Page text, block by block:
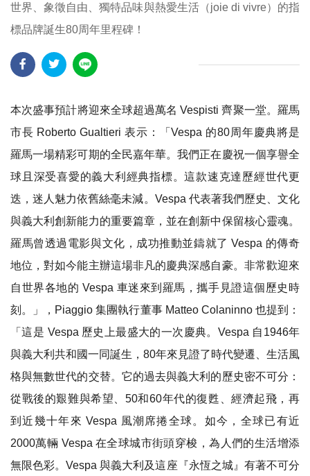
世界、象徵自由、獨特品味與熱愛生活（joie di vivre）的指
標品牌誕生80周年里程碑！
本次盛事預計將迎來全球超過萬名 Vespisti 齊聚一堂。羅馬
市長 Roberto Gualtieri 表示：「Vespa 的80周年慶典將是
羅馬一場精彩可期的全民嘉年華。我們正在慶祝一個享譽全
球且深受喜愛的義大利經典指標。這款速克達歷經世代更
迭，迷人魅力依舊絲毫未減。Vespa 代表著我們歷史、文化
與義大利創新能力的重要篇章，並在創新中保留核心靈魂。
羅馬曾透過電影與文化，成功推動並鑄就了 Vespa 的傳奇
地位，對如今能主辦這場非凡的慶典深感自豪。非常歡迎來
自世界各地的 Vespa 車迷來到羅馬，攜手見證這個歷史時
刻。」，Piaggio 集團執行董事 Matteo Colaninno 也提到：
「這是 Vespa 歷史上最盛大的一次慶典。Vespa 自1946年
與義大利共和國一同誕生，80年來見證了時代變遷、生活風
格與無數世代的交替。它的過去與義大利的歷史密不可分：
從戰後的艱難與希望、50和60年代的復甦、經濟起飛，再
到近幾十年來 Vespa 風潮席捲全球。如今，全球已有近
2000萬輛 Vespa 在全球城市街頭穿梭，為人們的生活增添
無限色彩。Vespa 與義大利及這座『永恆之城』有著不可分